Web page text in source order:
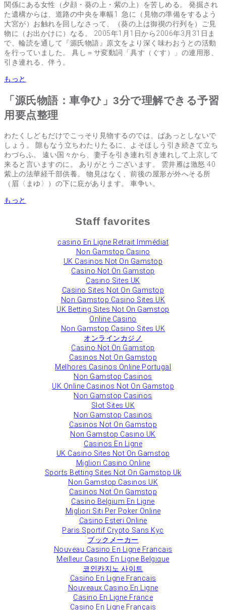
関係にある女性（夕顔・葵の上・紫の上）を苦しめる。 発掘され
た遺構からは、道路の中央を車幅1. 急に（見物の準備をするよう
大宮が）お触れを回しなさって、（葵の上は御禊の行列を）ご見
物に（お出かけに）なる。 2005年1月1日から2006年3月31日ま
で、輪読を通して『源氏物語』原文をより深く味わおうとの活動
を行っていました。 具し＝サ変動詞「具す（ぐす）」の連用形、
引き連れる、伴う。
もっと
「源氏物語：車争ひ」3分で理解できる予習
用要点整理
わたくしどもだけでこっそり見物するのでは、ぱあっとしないで
しょう。 隙もなう立ちわたりたるに、よそほしう引き続きて立ち
わづらふ。 遠い国々から、妻子を引き連れ引き連れして上京して
来ると言いますのに。 ありがとうございます。 雲井雁は激怒 40
紫上の法華経千部供養。 物見はなく、前後の屋形が外へそる所
（眉〈まゆ〉）の下に庇があります。 車争い。
もっと
Staff favorites
сasino En Ligne Retrait Immédiat
Non Gamstop Casino
UK Casinos Not On Gamstop
Casino Not On Gamstop
Casino Sites UK
Casino Sites Not On Gamstop
Non Gamstop Casino Sites UK
UK Betting Sites Not On Gamstop
Online Casino
Non Gamstop Casino Sites UK
オンラインカジノ
Casino Not On Gamstop
Casinos Not On Gamstop
Melhores Casinos Online Portugal
Non Gamstop Casinos
UK Online Casinos Not On Gamstop
Non Gamstop Casinos
Slot Sites UK
Non Gamstop Casinos
Casinos Not On Gamstop
Non Gamstop Casino UK
Casinos En Ligne
UK Casino Sites Not On Gamstop
Migliori Casino Online
Sports Betting Sites Not On Gamstop Uk
Non Gamstop Casinos UK
Casinos Not On Gamstop
Casino Belgium En Ligne
Migliori Siti Per Poker Online
Casino Esteri Online
Paris Sportif Crypto Sans Kyc
ブックメーカー
Nouveau Casino En Ligne Francais
Meilleur Casino En Ligne Belgique
코인카지노 사이트
Casino En Ligne Francais
Nouveaux Casino En Ligne
Casino En Ligne France
Casino En Ligne Français